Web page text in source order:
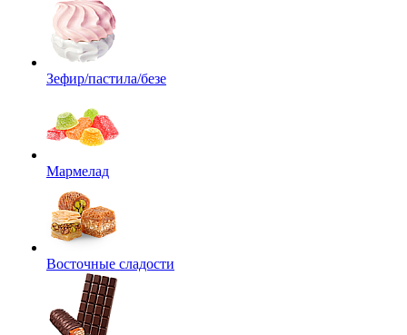
Зефир/пастила/безе
Мармелад
Восточные сладости